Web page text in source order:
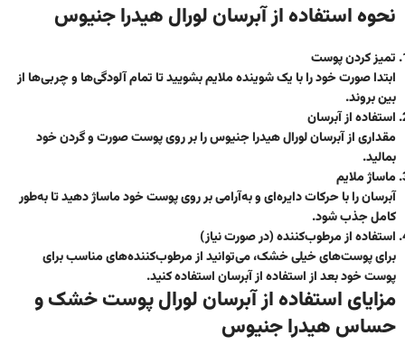
نحوه استفاده از آبرسان لورال هیدرا جنیوس
تمیز کردن پوست
ابتدا صورت خود را با یک شوینده ملایم بشویید تا تمام آلودگی‌ها و چربی‌ها از
بین بروند.
استفاده از آبرسان
مقداری از آبرسان لورال هیدرا جنیوس را بر روی پوست صورت و گردن خود
بمالید.
ماساژ ملایم
آبرسان را با حرکات دایره‌ای و به‌آرامی بر روی پوست خود ماساژ دهید تا به‌طور
کامل جذب شود.
استفاده از مرطوب‌کننده (در صورت نیاز)
برای پوست‌های خیلی خشک، می‌توانید از مرطوب‌کننده‌های مناسب برای
پوست خود بعد از استفاده از آبرسان استفاده کنید.
مزایای استفاده از آبرسان لورال پوست خشک و
حساس هیدرا جنیوس